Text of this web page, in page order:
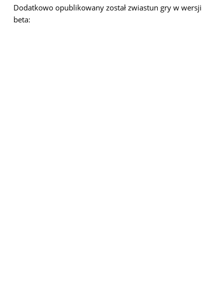
Dodatkowo opublikowany został zwiastun gry w wersji
beta: